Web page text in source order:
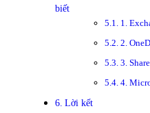
biết
1.
2.
3.
4.
Lời kết